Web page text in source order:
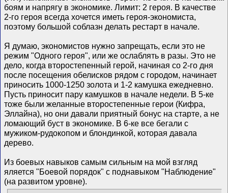
боям и напрягу в экономике. Лимит: 2 героя. В качестве
2-го героя всегда хочется иметь героя-экономиста,
поэтому большой соблазн делать рестарт в начале.
Я думаю, экономистов нужно запрещать, если это не
режим "Одного героя", или же ослаблять в разы. Это не
дело, когда второстепенный герой, начиная со 2-го дня
после посещения обелисков рядом с городом, начинает
приносить 1000-1250 золота и 1-2 камушка ежедневно.
Пусть приносит пару камушков в начале недели. В 5-ке
тоже были желанные второстепенные герои (Кифра,
Эллайна), но они давали приятный бонус на старте, а не
ломающий буст в экономике. В 6-ке все бегали с
мужиком-рудокопом и блондинкой, которая давала
дерево.
Из боевых навыков самым сильным на мой взгляд
яляется "Боевой порядок" с поднавыком "Наблюдение"
(на развитом уровне).